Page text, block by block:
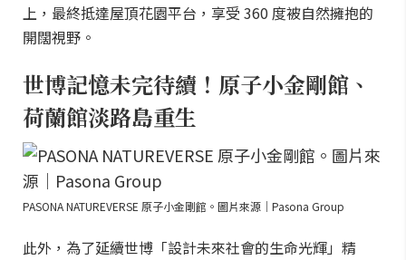
上，最終抵達屋頂花園平台，享受 360 度被自然擁抱的
開闊視野。
世博記憶未完待續！原子小金剛館、
荷蘭館淡路島重生
PASONA NATUREVERSE 原子小金剛館。圖片來源｜Pasona Group
此外，為了延續世博「設計未來社會的生命光輝」精